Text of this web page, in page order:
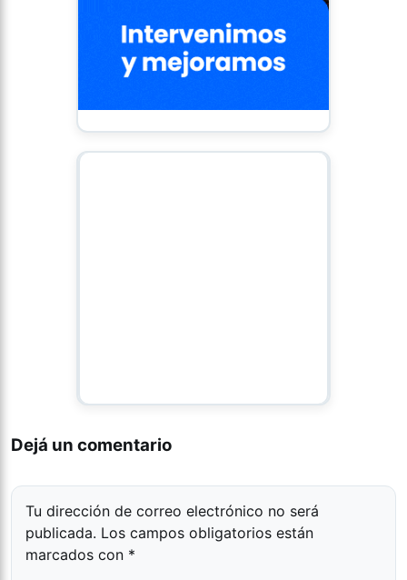
Dejá un comentario
Tu dirección de correo electrónico no será
publicada. Los campos obligatorios están
marcados con *